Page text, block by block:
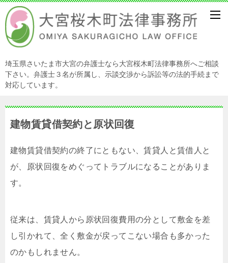
埼玉県さいたま市大宮の弁護士なら大宮桜木町法律事務所へご相談
下さい。弁護士３名が所属し、示談交渉から訴訟等の法的手続まで
対応しています。
建物賃貸借契約と原状回復
建物賃貸借契約の終了にともない、賃貸人と賃借人と
が、原状回復をめぐってトラブルになることがありま
す。
従来は、賃貸人から原状回復費用の分として敷金を差
し引かれて、全く敷金が戻ってこない場合も多かった
のかもしれません。